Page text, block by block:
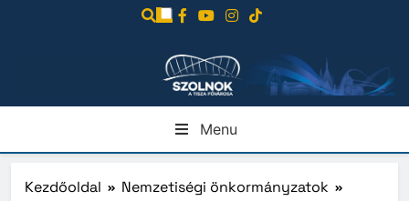
Menu
Kezdőoldal
Nemzetiségi önkormányzatok